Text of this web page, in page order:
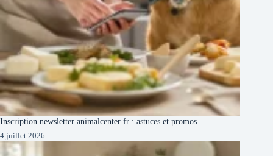
Inscription newsletter animalcenter fr : astuces et promos
4 juillet 2026